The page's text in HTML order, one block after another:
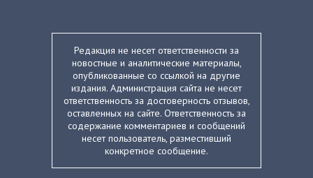
Редакция не несет ответственности за
новостные и аналитические материалы,
опубликованные со ссылкой на другие
издания. Администрация сайта не несет
ответственность за достоверность отзывов,
оставленных на сайте. Ответственность за
содержание комментариев и сообщений
несет пользователь, разместивший
конкретное сообщение.